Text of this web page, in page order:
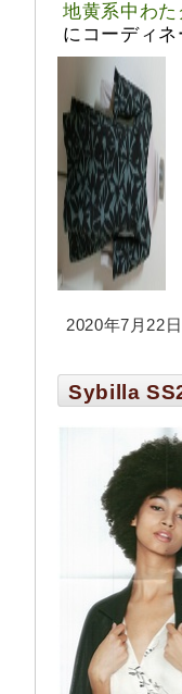
地黄系中わ
にコーディ
2020年7月22
Sybilla